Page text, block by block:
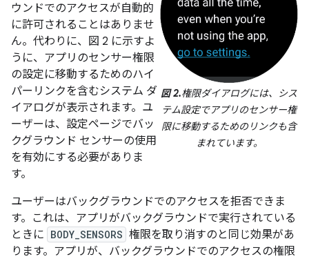
図 2.権限ダイアログには、シス
テム設定でアプリのセンサー権
限に移動するためのリンクも含
まれています。
ウンドでのアクセスが自動的
に許可されることはありませ
ん。代わりに、図 2 に示すよ
うに、アプリのセンサー権限
の設定に移動するためのハイ
パーリンクを含むシステム ダ
イアログが表示されます。ユ
ーザーは、設定ページでバッ
クグラウンド センサーの使用
を有効にする必要がありま
す。
ユーザーはバックグラウンドでのアクセスを拒否できま
す。これは、アプリがバックグラウンドで実行されている
ときに BODY_SENSORS 権限を取り消すのと同じ効果があ
ります。アプリが、バックグラウンドでのアクセスの権限